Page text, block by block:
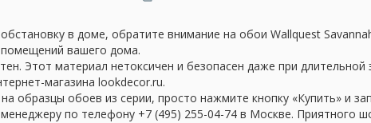
в доме, обратите внимание на обои Wallquest
помещений вашего дома.
Этот материал нетоксичен и безопасен даже при
магазина lookdecor.ru.
образцы обоев из серии, просто нажмите кнопку «Купить» и
по телефону +7 (495) 255-04-74 в Москве. Приятного